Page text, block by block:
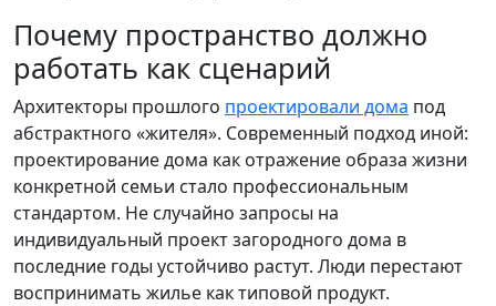
Почему пространство должно
работать как сценарий
Архитекторы прошлого проектировали дома под
абстрактного «жителя». Современный подход иной:
проектирование дома как отражение образа жизни
конкретной семьи стало профессиональным
стандартом. Не случайно запросы на
индивидуальный проект загородного дома в
последние годы устойчиво растут. Люди перестают
воспринимать жилье как типовой продукт.